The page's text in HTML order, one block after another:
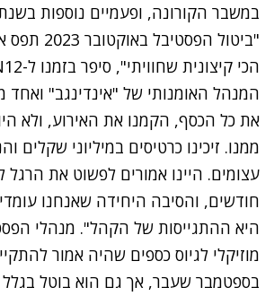
במשבר הקורונה, ופעמיים נוספות
"ביטול
המנהל האומנותי של "אינדינגב" ואחד
את כל הכסף, הקמנו את האירוע, ולא
ממנו. זיכינו כרטיסים במיליוני שקלים
עצומים. היינו אמורים לפשוט את הרגל
חודשים, והסיבה היחידה שאנחנו
היא ההתגייסות של הקהל". מנהלי
מוזיקלי לגיוס כספים שהיה אמור
בספטמבר שעבר, אך גם הוא בוטל בגלל